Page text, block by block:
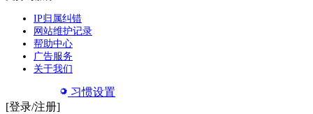
IP归属纠错
网站维护记录
帮助中心
广告服务
关于我们
习惯设置
[登录/注册]